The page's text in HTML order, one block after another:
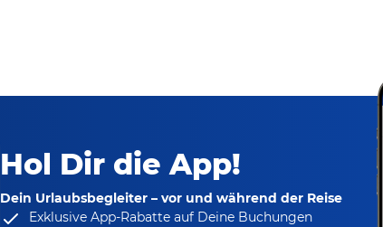
Hol Dir die App!
Dein Urlaubsbegleiter – vor und während der Reise
Exklusive App-Rabatteauf Deine Buchungen